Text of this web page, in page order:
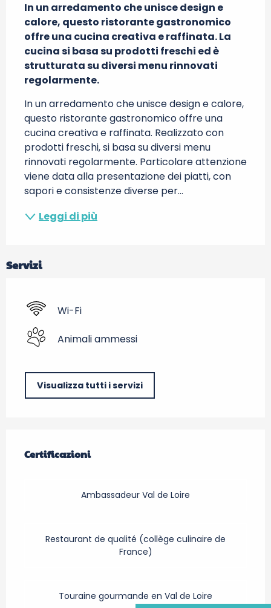
In un arredamento che unisce design e
calore, questo ristorante gastronomico
offre una cucina creativa e raffinata. La
cucina si basa su prodotti freschi ed è
strutturata su diversi menu rinnovati
regolarmente.
In un arredamento che unisce design e calore,
questo ristorante gastronomico offre una
cucina creativa e raffinata. Realizzato con
prodotti freschi, si basa su diversi menu
rinnovati regolarmente. Particolare attenzione
viene data alla presentazione dei piatti, con
sapori e consistenze diverse per...
Leggi di più
Servizi
Wi-Fi
Animali ammessi
Visualizza tutti i servizi
Certificazioni
Certificazioni
Ambassadeur Val de Loire
Restaurant de qualité (collège culinaire de
France)
Touraine gourmande en Val de Loire